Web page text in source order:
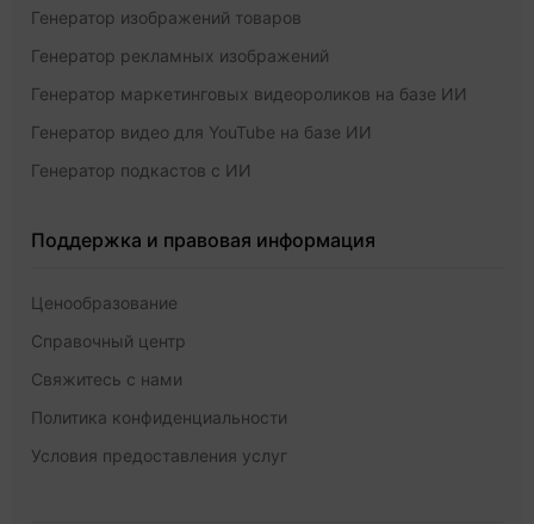
Генератор изображений товаров
Генератор рекламных изображений
Генератор маркетинговых видеороликов на базе ИИ
Генератор видео для YouTube на базе ИИ
Генератор подкастов с ИИ
Поддержка и правовая информация
Ценообразование
Справочный центр
Свяжитесь с нами
Политика конфиденциальности
Условия предоставления услуг